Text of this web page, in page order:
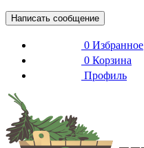
Написать сообщение
0 Избранное
0 Корзина
Профиль